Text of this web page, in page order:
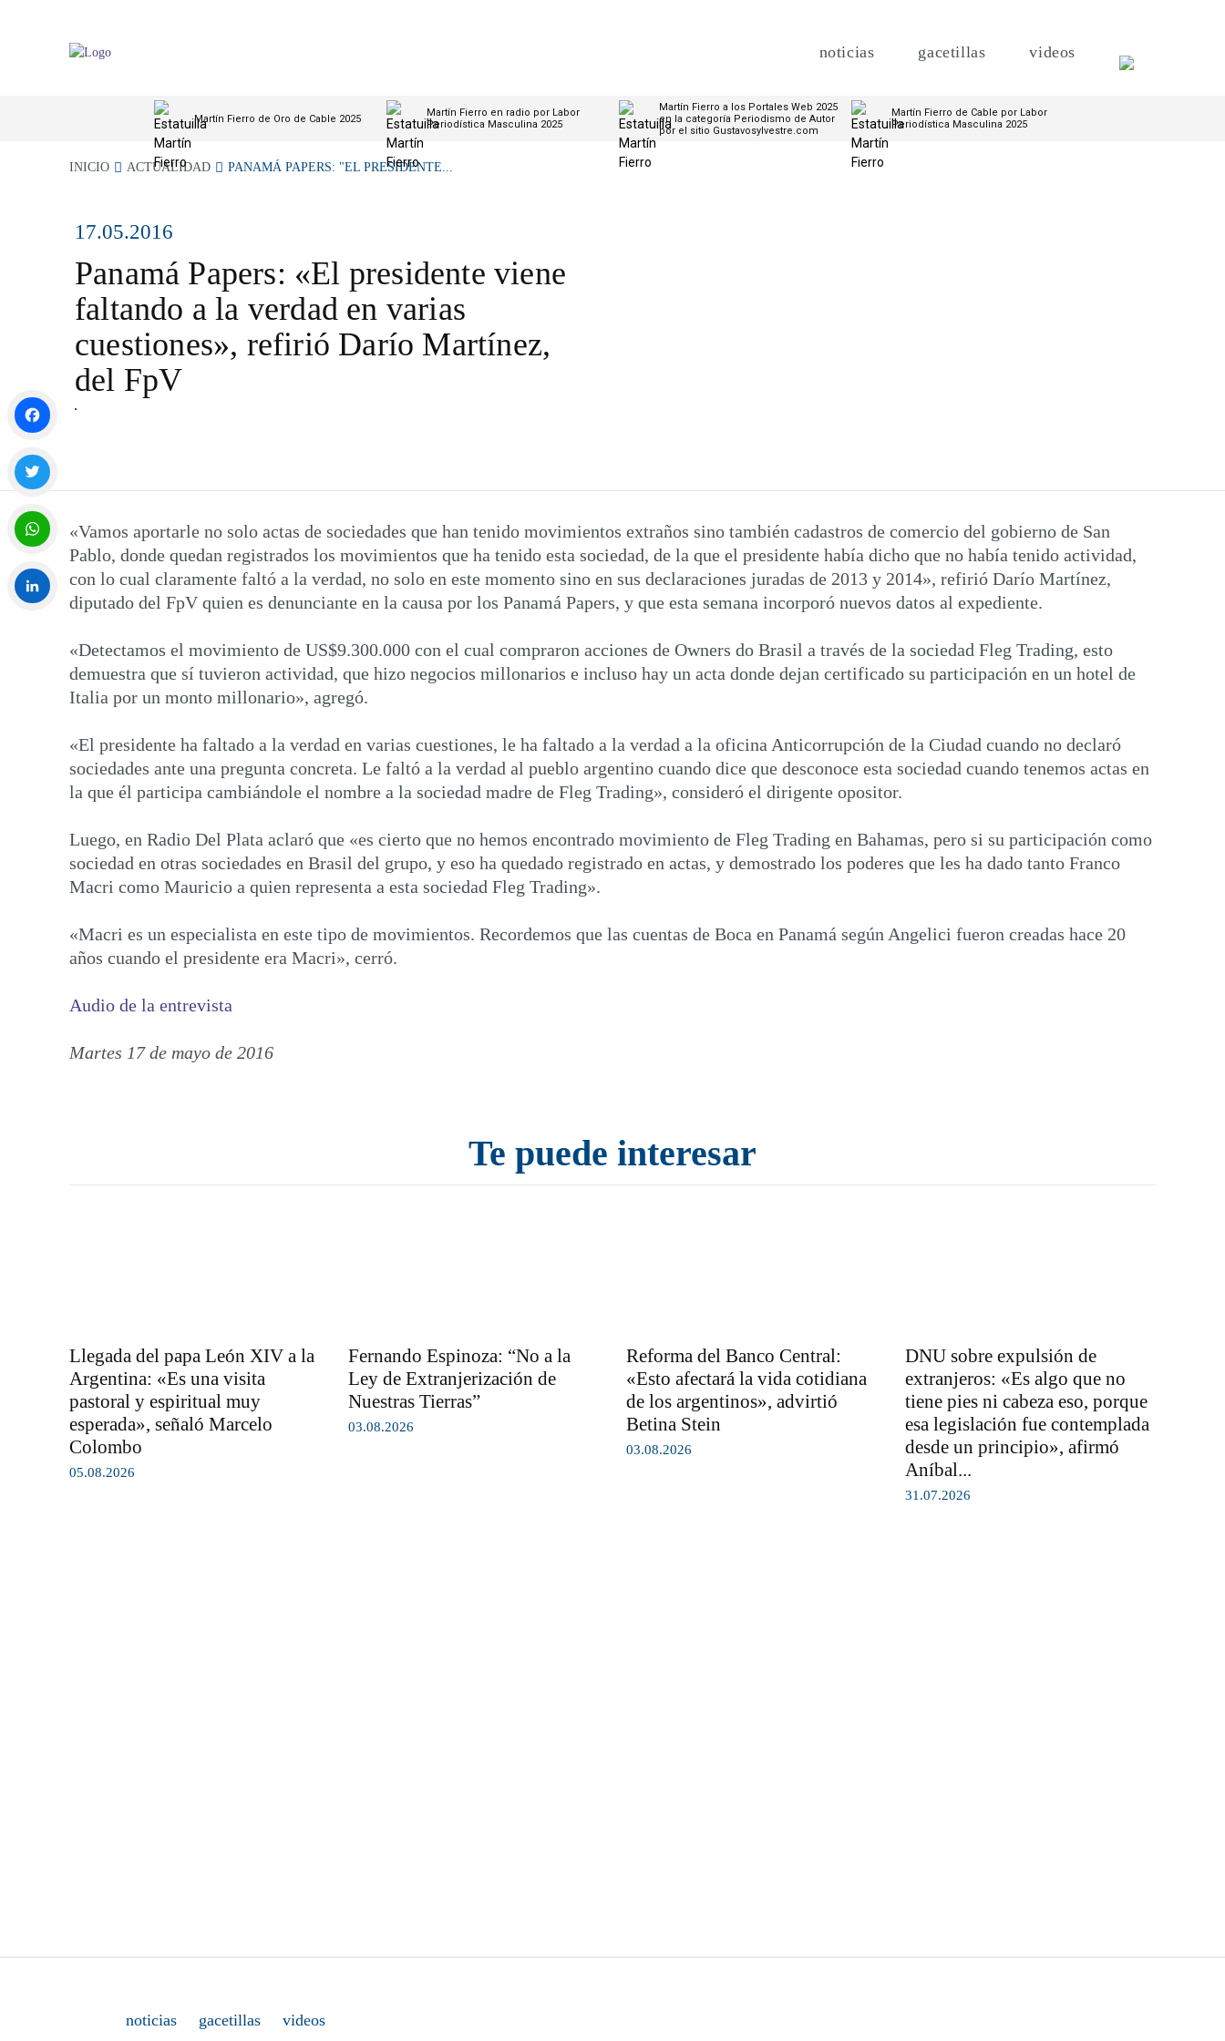
noticias gacetillas videos
Martín Fierro de Oro de Cable 2025
Martín Fierro en radio por Labor
Periodística Masculina 2025
Martín Fierro a los Portales Web 2025
en la categoría Periodismo de Autor
por el sitio Gustavosylvestre.com
Martín Fierro de Cable por Labor
Periodística Masculina 2025
INICIO ACTUALIDAD PANAMÁ PAPERS: "EL PRESIDENTE...
17.05.2016
Panamá Papers: «El presidente viene
faltando a la verdad en varias
cuestiones», refirió Darío Martínez,
del FpV
«Vamos aportarle no solo actas de sociedades que han tenido movimientos extraños sino también cadastros de comercio del gobierno de San
Pablo, donde quedan registrados los movimientos que ha tenido esta sociedad, de la que el presidente había dicho que no había tenido actividad,
con lo cual claramente faltó a la verdad, no solo en este momento sino en sus declaraciones juradas de 2013 y 2014», refirió Darío Martínez,
diputado del FpV quien es denunciante en la causa por los Panamá Papers, y que esta semana incorporó nuevos datos al expediente.
«Detectamos el movimiento de US$9.300.000 con el cual compraron acciones de Owners do Brasil a través de la sociedad Fleg Trading, esto
demuestra que sí tuvieron actividad, que hizo negocios millonarios e incluso hay un acta donde dejan certificado su participación en un hotel de
Italia por un monto millonario», agregó.
«El presidente ha faltado a la verdad en varias cuestiones, le ha faltado a la verdad a la oficina Anticorrupción de la Ciudad cuando no declaró
sociedades ante una pregunta concreta. Le faltó a la verdad al pueblo argentino cuando dice que desconoce esta sociedad cuando tenemos actas en
la que él participa cambiándole el nombre a la sociedad madre de Fleg Trading», consideró el dirigente opositor.
Luego, en Radio Del Plata aclaró que «es cierto que no hemos encontrado movimiento de Fleg Trading en Bahamas, pero si su participación como
sociedad en otras sociedades en Brasil del grupo, y eso ha quedado registrado en actas, y demostrado los poderes que les ha dado tanto Franco
Macri como Mauricio a quien representa a esta sociedad Fleg Trading».
«Macri es un especialista en este tipo de movimientos. Recordemos que las cuentas de Boca en Panamá según Angelici fueron creadas hace 20
años cuando el presidente era Macri», cerró.
Audio de la entrevista
Martes 17 de mayo de 2016
Te puede interesar
Llegada del papa León XIV a la
Argentina: «Es una visita
pastoral y espiritual muy
esperada», señaló Marcelo
Colombo
05.08.2026
Fernando Espinoza: “No a la
Ley de Extranjerización de
Nuestras Tierras”
03.08.2026
Reforma del Banco Central:
«Esto afectará la vida cotidiana
de los argentinos», advirtió
Betina Stein
03.08.2026
DNU sobre expulsión de
extranjeros: «Es algo que no
tiene pies ni cabeza eso, porque
esa legislación fue contemplada
desde un principio», afirmó
Aníbal...
31.07.2026
noticias gacetillas videos
Facebook
Twitter
WhatsApp